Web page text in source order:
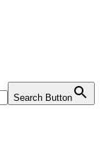
Search Button